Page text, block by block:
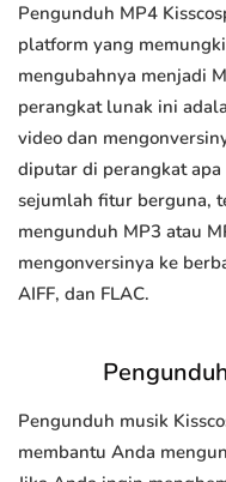
Pengunduh MP4
platform yang
mengubahnya menjadi
perangkat lunak ini
video dan
diputar di perangkat
sejumlah fitur berguna,
mengunduh MP3 atau
mengonversinya ke
AIFF, dan FLAC.
Pengunduh musik
membantu Anda